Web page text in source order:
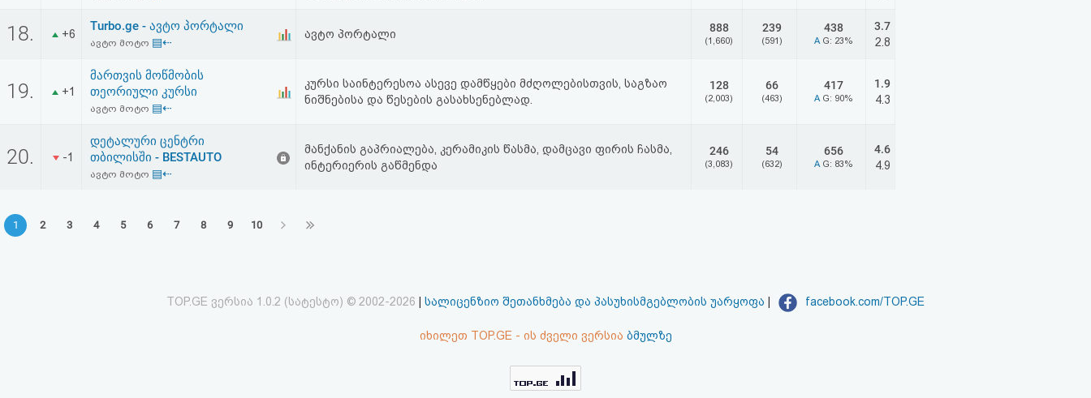
18. +6
Turbo.ge - ავტო პორტალი
ავტო მოტო ▤⇠
ავტო პორტალი 888
(1,660)
239
(591)
438
A G: 23%
3.7
2.8
19. +1
მართვის მოწმობის
თეორიული კურსი
ავტო მოტო ▤⇠
კურსი საინტერესოა ასევე დამწყები მძღოლებისთვის, საგზაო
ნიშნებისა და წესების გასახსენებლად.
128
(2,003)
66
(463)
417
A G: 90%
1.9
4.3
20. -1
დეტალური ცენტრი
თბილისში - BESTAUTO
ავტო მოტო ▤⇠
მანქანის გაპრიალება, კერამიკის წასმა, დამცავი ფირის ჩასმა,
ინტერიერის გაწმენდა
246
(3,083)
54
(632)
656
A G: 83%
4.6
4.9
1 2 3 4 5 6 7 8 9 10
TOP.GE ვერსია 1.0.2 (სატესტო) © 2002-2026 სალიცენზიო შეთანხმება და პასუხისმგებლობის უარყოფა facebook.com/TOP.GE
იხილეთ TOP.GE - ის ძველი ვერსია ბმულზე